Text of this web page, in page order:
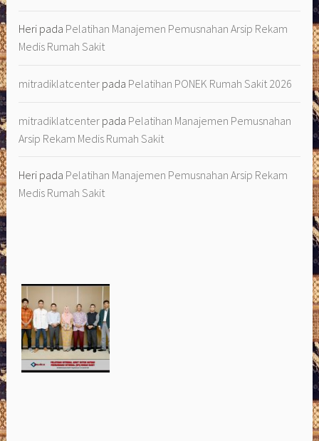
Heri pada Pelatihan Manajemen Pemusnahan Arsip Rekam
Medis Rumah Sakit
mitradiklatcenter pada Pelatihan PONEK Rumah Sakit 2026
mitradiklatcenter pada Pelatihan Manajemen Pemusnahan
Arsip Rekam Medis Rumah Sakit
Heri pada Pelatihan Manajemen Pemusnahan Arsip Rekam
Medis Rumah Sakit